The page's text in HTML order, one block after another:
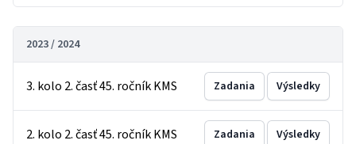
2023 / 2024
3. kolo 2. časť 45. ročník KMS Zadania Výsledky
2. kolo 2. časť 45. ročník KMS Zadania Výsledky